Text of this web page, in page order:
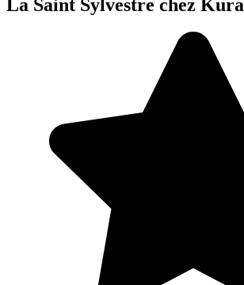
La Saint Sylvestre chez Kura